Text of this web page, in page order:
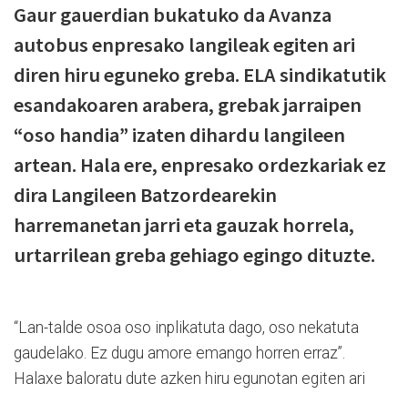
Gaur gauerdian bukatuko da Avanza
autobus enpresako langileak egiten ari
diren hiru eguneko greba. ELA sindikatutik
esandakoaren arabera, grebak jarraipen
“oso handia” izaten dihardu langileen
artean. Hala ere, enpresako ordezkariak ez
dira Langileen Batzordearekin
harremanetan jarri eta gauzak horrela,
urtarrilean greba gehiago egingo dituzte.
“Lan-talde osoa oso inplikatuta dago, oso nekatuta
gaudelako. Ez dugu amore emango horren erraz”.
Halaxe baloratu dute azken hiru egunotan egiten ari